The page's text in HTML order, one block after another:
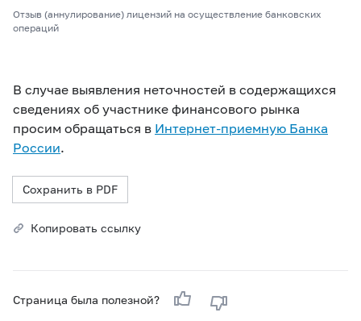
Отзыв (аннулирование) лицензий на осуществление банковских
операций
В случае выявления неточностей в содержащихся
сведениях об участнике финансового рынка
просим обращаться в Интернет-приемную Банка
России.
Сохранить в PDF
Копировать ссылку
Страница была полезной?